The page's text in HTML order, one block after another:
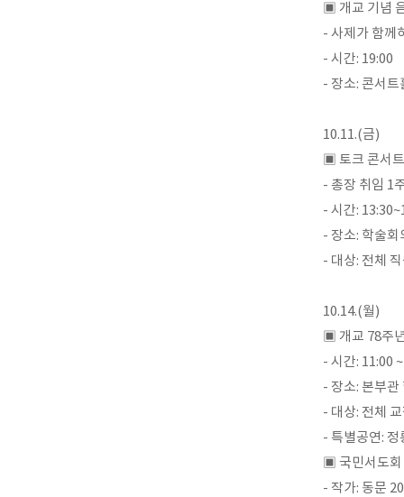
▣ 개교 기념
- 사제가 함께
- 시간: 19:00
- 장소: 콘서트
10.11.(금)
▣ 토크 콘서트
- 총장 취임 1
- 시간:
- 장소: 학술회
- 대상: 전체
10.14.(월)
▣ 개교 78주
- 시간: 11:00
- 장소: 본부
- 대상: 전체
- 특별공연:
▣ 국민서도회
- 작가: 동문